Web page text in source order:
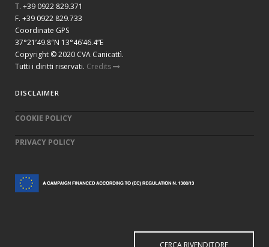
T. +39 0922 829.371
F. +39 0922 829.733
Coordinate GPS
37°21’49.8″N 13°46’46.4”E
Copyright © 2020 CVA Canicattì.
Tutti i diritti riservati. Credits
DISCLAIMER
COOKIE POLICY
PRIVACY POLICY
CERCA RIVENDITORE